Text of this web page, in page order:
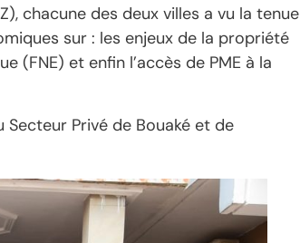
chacune des deux villes a vu la tenue
sur : les enjeux de la propriété
(FNE) et enfin l’accès de PME à la
Privé de Bouaké et de